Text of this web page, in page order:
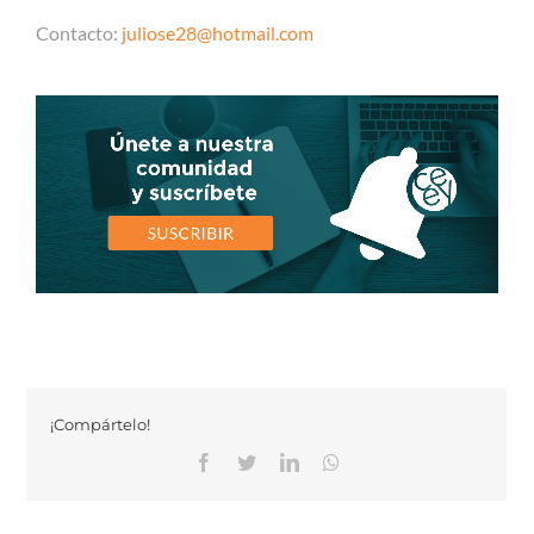
Contacto: juliose28@hotmail.com
¡Compártelo!
Facebook
TwitterLinkedinWhatsapp